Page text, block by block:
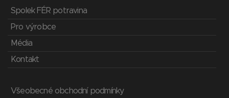
Spolek FÉR potravina
Pro výrobce
Média
Kontakt
Všeobecné obchodní podmínky